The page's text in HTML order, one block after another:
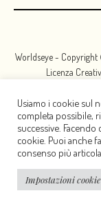
Worldseye -
Licenza
Usiamo i cookie sul
completa possibile,
successive.
cookie. Puoi anche
consenso più
Impostazioni cookie